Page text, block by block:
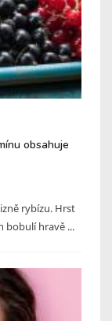
obsahuje
rybízu. Hrst
bobulí hravě ...